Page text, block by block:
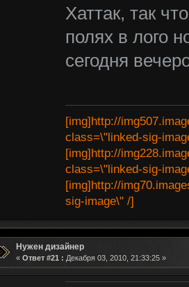
Хаттак, так
полях в лого
сегодня
[img]http://
class=\"linked-sig-
[img]http://
class=\"linked-sig-
[img]http://
sig-image\" /]
Нужен дизайнер
« Ответ #21 : Декабря 03, 2010, 21:33:25 »